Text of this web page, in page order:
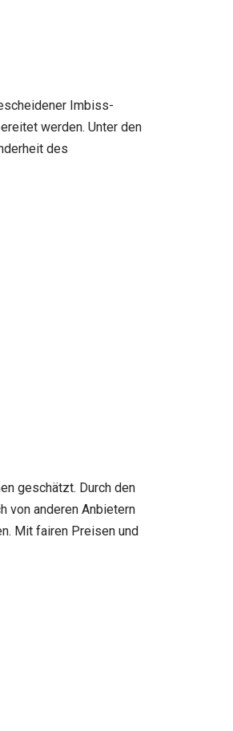
Imbiss-
werden. Unter den
des
geschätzt. Durch den
von anderen Anbietern
Mit fairen Preisen und